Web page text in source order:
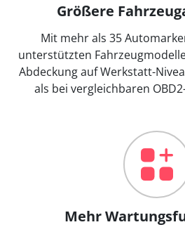
Größere
Mit mehr als 35
unterstützten
Abdeckung auf Werkstatt-
als bei vergleichbaren
Mehr